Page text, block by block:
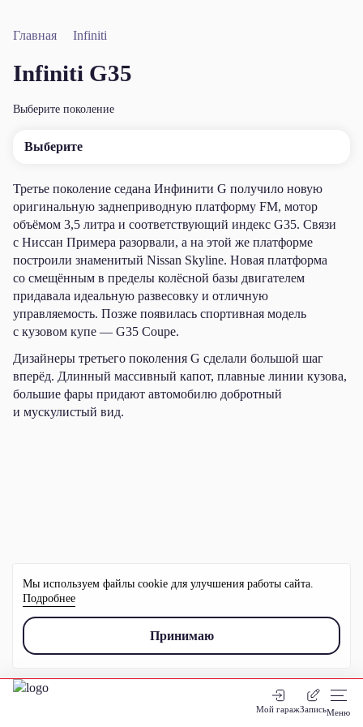
Мой гаражЗаписьМеню
Главная Infiniti
Infiniti G35
Выберите поколение
Выберите
Третье поколение седана Инфинити G получило новую
оригинальную заднеприводную платформу FM, мотор
объёмом 3,5 литра и соответствующий индекс G35. Связи
с Ниссан Примера разорвали, а на этой же платформе
построили знаменитый Nissan Skyline. Новая платформа
со смещённым в пределы колёсной базы двигателем
придавала идеальную развесовку и отличную
управляемость. Позже появилась спортивная модель
с кузовом купе — G35 Coupe.
Дизайнеры третьего поколения G сделали большой шаг
вперёд. Длинный массивный капот, плавные линии кузова,
большие фары придают автомобилю добротный
и мускулистый вид.
Мы используем файлы cookie для улучшения работы сайта.
Подробнее
Принимаю